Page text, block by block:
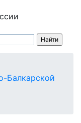
Балкарской